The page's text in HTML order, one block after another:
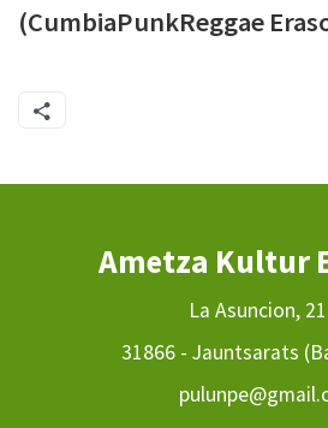
(CumbiaPunkReggae
Ametza Kultur
La Asuncion,
31866 - Jauntsarats